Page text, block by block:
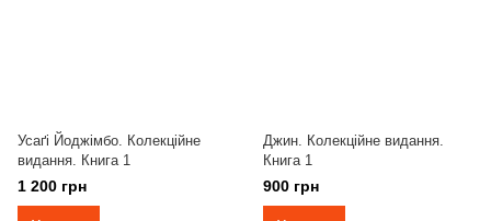
Усаґі Йоджімбо. Колекційне
видання. Книга 1
1 200 грн
Джин. Колекційне видання.
Книга 1
900 грн